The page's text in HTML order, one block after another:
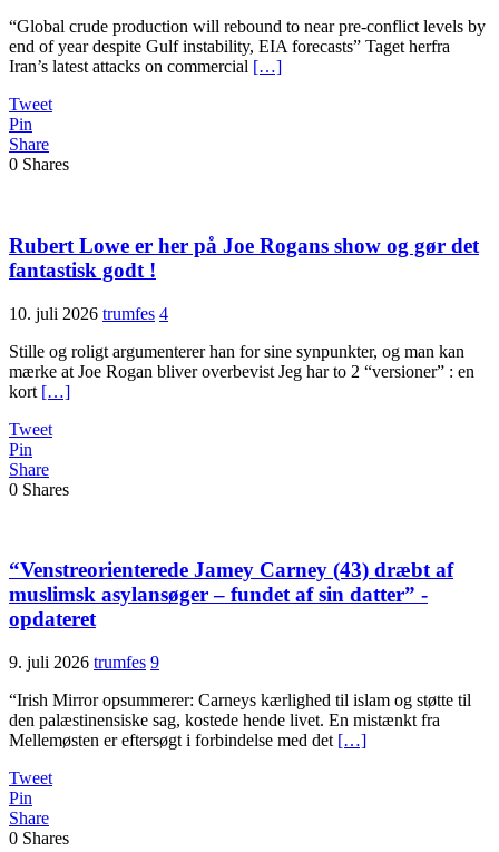
“Global crude production will rebound to near pre-conflict levels by
end of year despite Gulf instability, EIA forecasts” Taget herfra
Iran’s latest attacks on commercial […]
Tweet
Pin
Share
0 Shares
Rubert Lowe er her på Joe Rogans show og gør det
fantastisk godt !
10. juli 2026 trumfes 4
Stille og roligt argumenterer han for sine synpunkter, og man kan
mærke at Joe Rogan bliver overbevist Jeg har to 2 “versioner” : en
kort […]
Tweet
Pin
Share
0 Shares
“Venstreorienterede Jamey Carney (43) dræbt af
muslimsk asylansøger – fundet af sin datter” -
opdateret
9. juli 2026 trumfes 9
“Irish Mirror opsummerer: Carneys kærlighed til islam og støtte til
den palæstinensiske sag, kostede hende livet. En mistænkt fra
Mellemøsten er eftersøgt i forbindelse med det […]
Tweet
Pin
Share
0 Shares